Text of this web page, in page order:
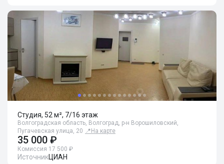
Студия, 52 м², 7/16 этаж
Волгоградская область, Волгоград, р-н Ворошиловский,
Пугачевская улица, 20 📍 На карте
35 000 ₽
Комиссия 17 500 ₽
ИсточникЦИАН